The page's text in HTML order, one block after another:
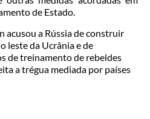
de Estado.
acusou a Rússia de construir
leste da Ucrânia e de
de treinamento de rebeldes
a trégua mediada por países